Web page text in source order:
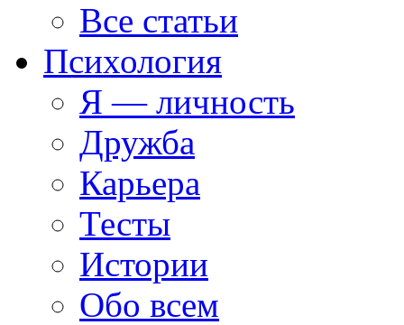
Все статьи
Психология
Я — личность
Дружба
Карьера
Тесты
Истории
Обо всем